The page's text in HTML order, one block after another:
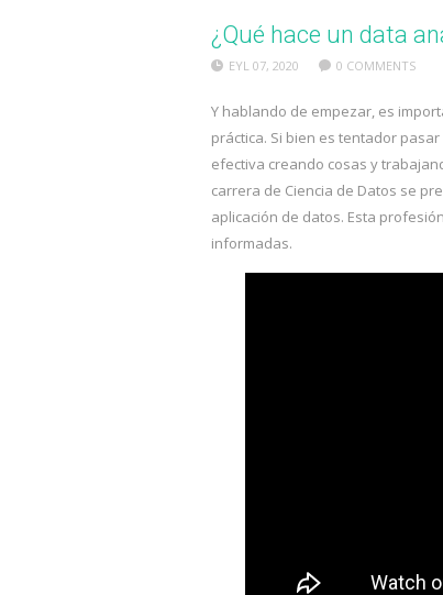
¿Qué hace un data
EYL 07, 2020 0 COMMENTS
Y hablando de empezar, es
práctica. Si bien es tentador
efectiva creando cosas y
carrera de Ciencia de Datos se
aplicación de datos. Esta
informadas.